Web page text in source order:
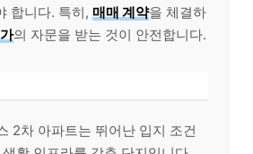
합니다. 특히, 매매 계약을 체결하
의 자문을 받는 것이 안전합니다.
2차 아파트는 뛰어난 입지 조건